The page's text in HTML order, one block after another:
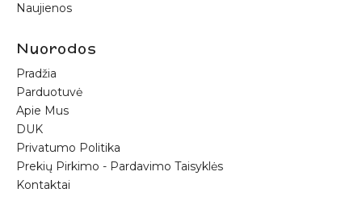
Naujienos
Nuorodos
Pradžia
Parduotuvė
Apie Mus
DUK
Privatumo Politika
Prekių Pirkimo - Pardavimo Taisyklės
Kontaktai